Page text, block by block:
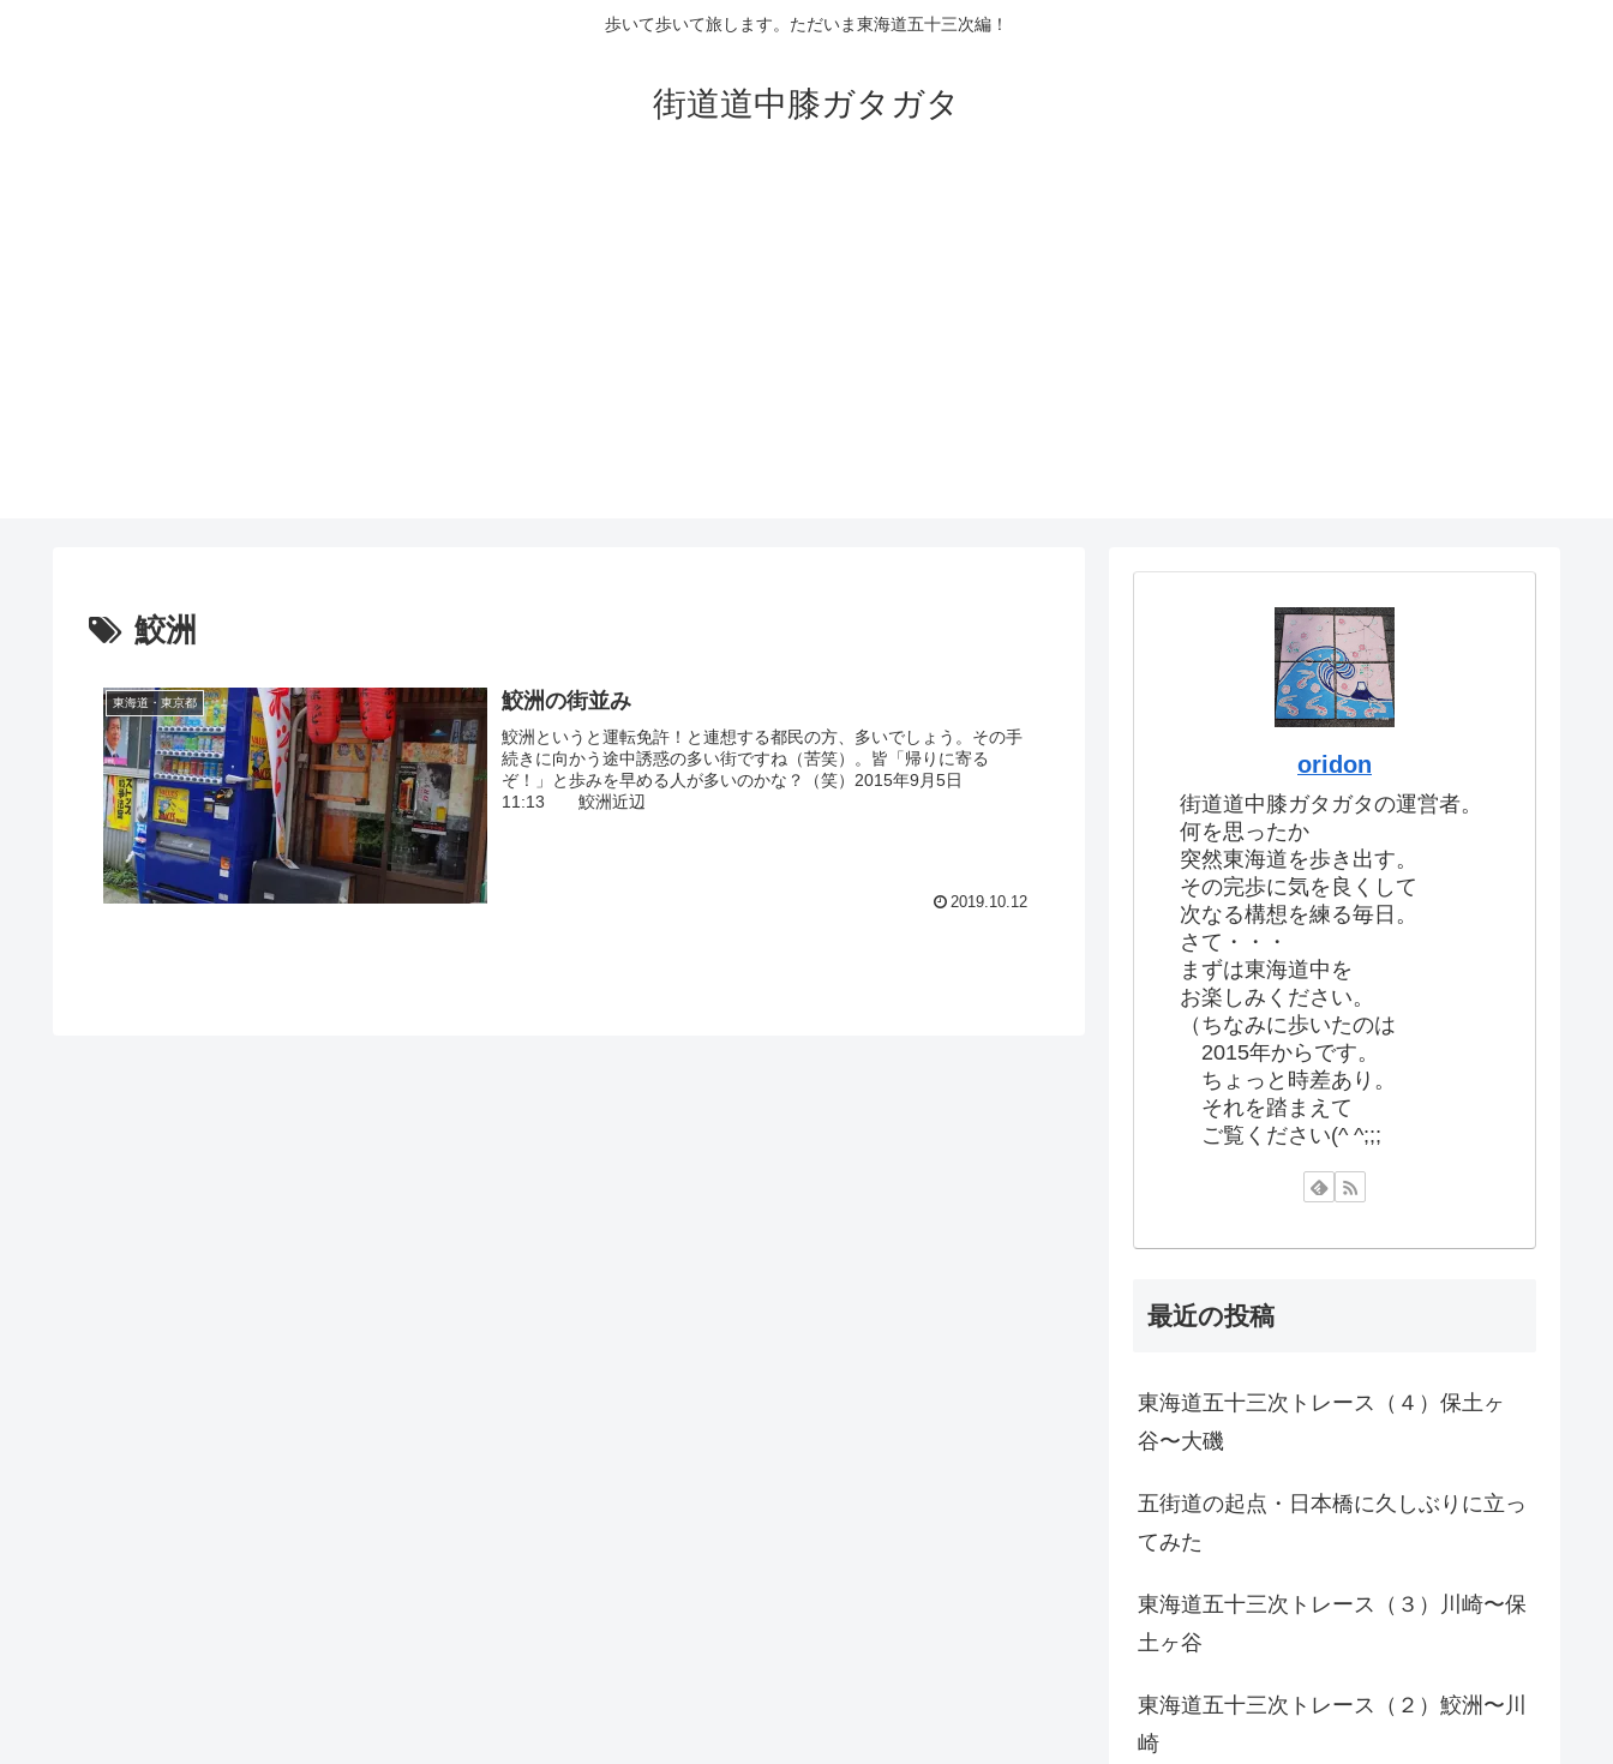
歩いて歩いて旅します。ただいま東海道五十三次編！
街道道中膝ガタガタ
鮫洲
東海道・東京都 鮫洲の街並み
鮫洲というと運転免許！と連想する都民の方、多いでしょう。その手
続きに向かう途中誘惑の多い街ですね（苦笑）。皆「帰りに寄る
ぞ！」と歩みを早める人が多いのかな？（笑）2015年9月5日
11:13 鮫洲近辺
2019.10.12
oridon
街道道中膝ガタガタの運営者。
何を思ったか
突然東海道を歩き出す。
その完歩に気を良くして
次なる構想を練る毎日。
さて・・・
まずは東海道中を
お楽しみください。
（ちなみに歩いたのは
2015年からです。
ちょっと時差あり。
それを踏まえて
ご覧ください(^ ^;;;
最近の投稿
東海道五十三次トレース（４）保土ヶ
谷〜大磯
五街道の起点・日本橋に久しぶりに立っ
てみた
東海道五十三次トレース（３）川崎〜保
土ヶ谷
東海道五十三次トレース（２）鮫洲〜川
崎